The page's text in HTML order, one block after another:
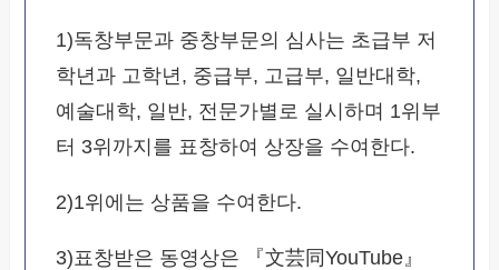
1)독창부문과 중창부문의 심사는 초급부 저
학년과 고학년, 중급부, 고급부, 일반대학,
예술대학, 일반, 전문가별로 실시하며 1위부
터 3위까지를 표창하여 상장을 수여한다.
2)1위에는 상품을 수여한다.
3)표창받은 동영상은 『文芸同YouTube』